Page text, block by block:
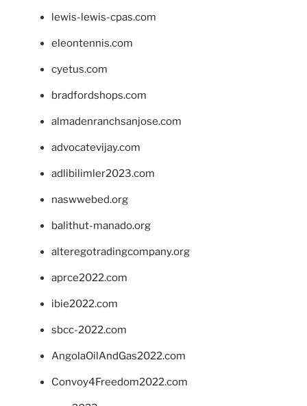
lewis-lewis-cpas.com
eleontennis.com
cyetus.com
bradfordshops.com
almadenranchsanjose.com
advocatevijay.com
adlibilimler2023.com
naswwebed.org
balithut-manado.org
alteregotradingcompany.org
aprce2022.com
ibie2022.com
sbcc-2022.com
AngolaOilAndGas2022.com
Convoy4Freedom2022.com